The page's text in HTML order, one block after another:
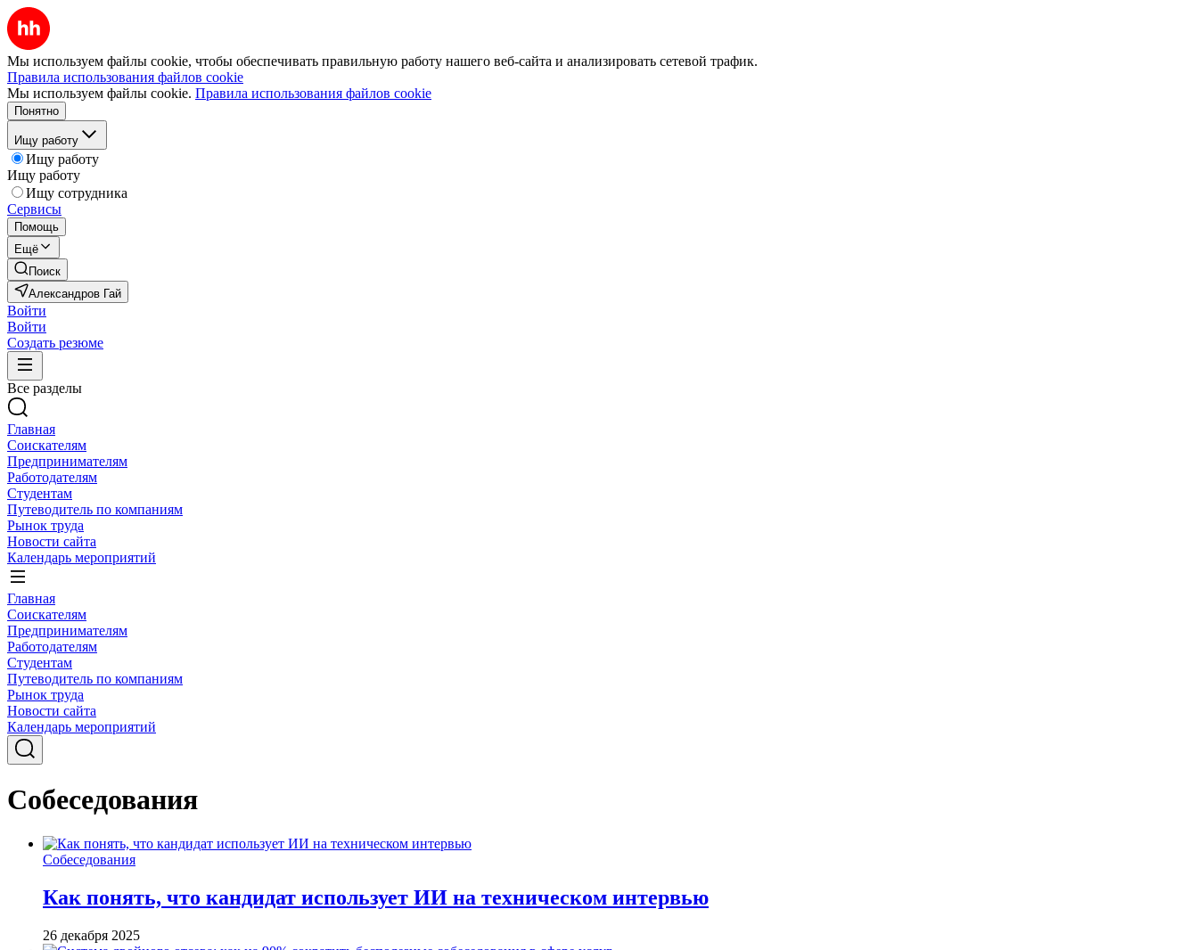
Мы используем файлы cookie, чтобы обеспечивать правильную работу нашего веб-сайта и анализировать сетевой трафик.
Правила использования файлов cookie
Мы используем файлы cookie. Правила использования файлов cookie
Понятно
Ищу работу
Ищу работу
Ищу работу
Ищу сотрудника
Сервисы
Помощь
Ещё
Поиск
Александров Гай
Войти
Войти
Создать резюме
Все разделы
Главная
Соискателям
Предпринимателям
Работодателям
Студентам
Путеводитель по компаниям
Рынок труда
Новости сайта
Календарь мероприятий
Главная
Соискателям
Предпринимателям
Работодателям
Студентам
Путеводитель по компаниям
Рынок труда
Новости сайта
Календарь мероприятий
Собеседования
Собеседования
Как понять, что кандидат использует ИИ на техническом интервью
26 декабря 2025